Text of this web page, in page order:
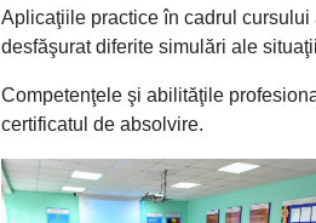
Aplicaţiile practice în cadrul cursului
desfăşurat diferite simulări ale
Competenţele şi abilităţile
certificatul de absolvire.